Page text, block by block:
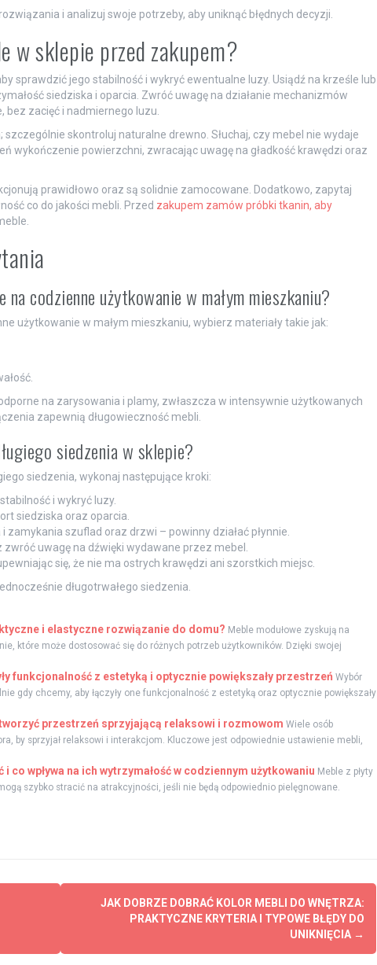
i analizuj swoje potrzeby, aby uniknąć błędnych decyzji.
w sklepie przed zakupem?
sprawdzić jego stabilność i wykryć ewentualne luzy. Usiądź na krześle lub
siedziska i oparcia. Zwróć uwagę na działanie mechanizmów
bez zacięć i nadmiernego luzu.
skontroluj naturalne drewno. Słuchaj, czy mebel nie wydaje
wykończenie powierzchni, zwracając uwagę na gładkość krawędzi oraz
prawidłowo oraz są solidnie zamocowane. Dodatkowo, zapytaj
co do jakości mebli. Przed zakupem zamów próbki tkanin, aby
codzienne użytkowanie w małym mieszkaniu?
użytkowanie w małym mieszkaniu, wybierz materiały takie jak:
na zarysowania i plamy, zwłaszcza w intensywnie użytkowanych
zapewnią długowieczność mebli.
siedzenia w sklepie?
siedzenia, wykonaj następujące kroki:
i wykryć luzy.
siedziska oraz oparcia.
szuflad oraz drzwi – powinny działać płynnie.
uwagę na dźwięki wydawane przez mebel.
się, że nie ma ostrych krawędzi ani szorstkich miejsc.
długotrwałego siedzenia.
i elastyczne rozwiązanie do domu? Meble modułowe zyskują na
które może dostosować się do różnych potrzeb użytkowników. Dzięki swojej
funkcjonalność z estetyką i optycznie powiększały przestrzeń Wybór
gdy chcemy, aby łączyły one funkcjonalność z estetyką oraz optycznie powiększały
przestrzeń sprzyjającą relaksowi i rozmowom Wiele osób
by sprzyjał relaksowi i interakcjom. Kluczowe jest odpowiednie ustawienie mebli,
i co wpływa na ich wytrzymałość w codziennym użytkowaniu Meble z płyty
szybko stracić na atrakcyjności, jeśli nie będą odpowiednio pielęgnowane.
JAK DOBRZE DOBRAĆ KOLOR MEBLI DO WNĘTRZA:
PRAKTYCZNE KRYTERIA I TYPOWE BŁĘDY DO
UNIKNIĘCIA →